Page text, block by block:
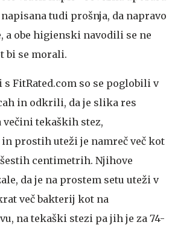
tudi prošnja, da napravo
a obe higienski navodili se ne
bi se morali.
FitRated.com so se poglobili v
in odkrili, da je slika res
večini tekaških stez,
prostih uteži je namreč več kot
centimetrih. Njihove
da je na prostem setu uteži v
več bakterij kot na
na tekaški stezi pa jih je za 74-